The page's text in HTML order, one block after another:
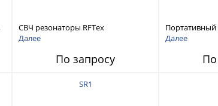
СВЧ резонаторы RFTex
RCR1700 для тонких листов
Далее
По запросу
анализатор
до 26,5 ГГц
Далее
По
SR1